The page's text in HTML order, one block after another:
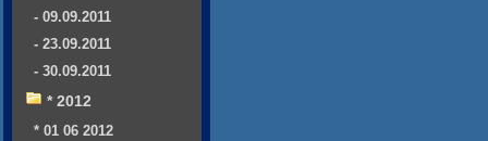
- 09.09.2011
- 23.09.2011
- 30.09.2011
* 2012
* 01 06 2012